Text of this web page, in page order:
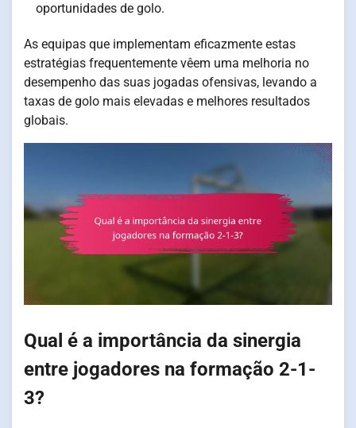
oportunidades de golo.
As equipas que implementam eficazmente estas
estratégias frequentemente vêem uma melhoria no
desempenho das suas jogadas ofensivas, levando a
taxas de golo mais elevadas e melhores resultados
globais.
Qual é a importância da sinergia
entre jogadores na formação 2-1-
3?